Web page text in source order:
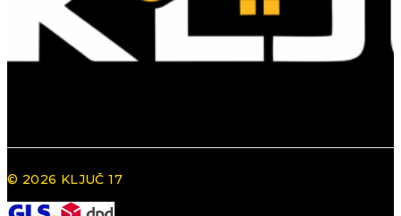
© 2026 KLJUČ 17